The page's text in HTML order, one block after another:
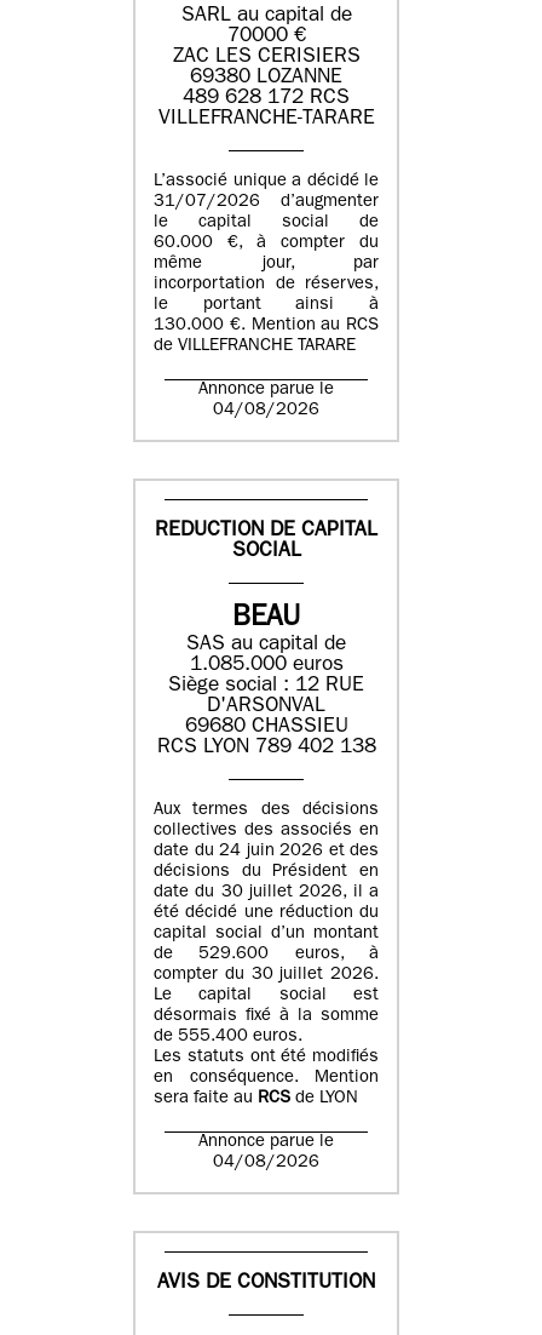
SARL au capital de
70000 €
ZAC LES CERISIERS
69380 LOZANNE
489 628 172 RCS
VILLEFRANCHE-TARARE
L’associé unique a décidé le
31/07/2026 d’augmenter
le capital social de
60.000 €, à compter du
même jour, par
incorportation de réserves,
le portant ainsi à
130.000 €. Mention au RCS
de VILLEFRANCHE TARARE
Annonce parue le
04/08/2026
REDUCTION DE CAPITAL
SOCIAL
BEAU
SAS au capital de
1.085.000 euros
Siège social : 12 RUE
D'ARSONVAL
69680 CHASSIEU
RCS LYON 789 402 138
Aux termes des décisions
collectives des associés en
date du 24 juin 2026 et des
décisions du Président en
date du 30 juillet 2026, il a
été décidé une réduction du
capital social d’un montant
de 529.600 euros, à
compter du 30 juillet 2026.
Le capital social est
désormais fixé à la somme
de 555.400 euros.
Les statuts ont été modifiés
en conséquence. Mention
sera faite au RCS de LYON
Annonce parue le
04/08/2026
AVIS DE CONSTITUTION